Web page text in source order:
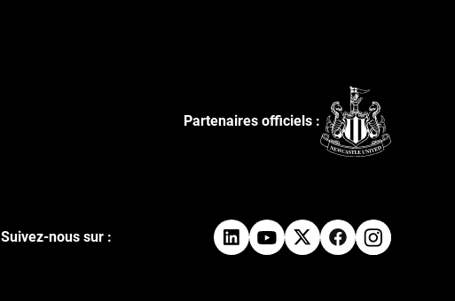
Partenaires officiels :
Suivez-nous sur :